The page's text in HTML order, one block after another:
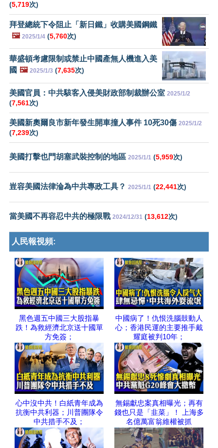
(5,719次)
拜登總統下令阻止「新日鐵」收購美國鋼鐵
🖼️ 2025/1/4 (5,760次)
華盛頓考慮限制或禁止中國產無人機進入美
國 🖼️ 2025/1/3 (7,635次)
美國官員：中共駭客入侵美財政部制裁辦公室 2025/1/2
(7,561次)
美國新奧爾良市新年發生開車撞人事件 10死30傷 2025/1/2
(7,239次)
美國打擊也門胡塞武裝控制的地區 2025/1/1 (5,959次)
豈容美國法律淪為中共專政工具？ 2025/1/1 (22,441次)
當美國不再容忍中共的極限戰 2024/12/31 (13,612次)
人民報視頻:
黑色週五中國三大股指暴
跌！為救經濟北京送十國單
方免簽；
中國病了！仇恨洗腦鼓動人
心；香港民運的主要推手戴
耀庭被判10年；
心中沒中共！白紙青年成為
抗衡中共利器；川普團隊令
中共措手不及；
無錫獻忠案真相曝光；再有
錢也只是「韭菜」！ 上海多
名億萬富翁維權被抓